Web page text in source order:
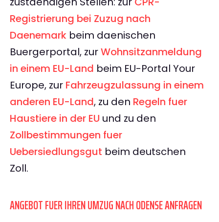
Registrierung bei Zuzug nach
Daenemark beim daenischen
Buergerportal, zurWohnsitzanmeldung
in einem EU-Land beim EU-Portal Your
Europe, zur Fahrzeugzulassung in einem
anderen EU-Land, zu den Regeln fuer
Haustiere in der EU und zu den
Zollbestimmungen fuer
Uebersiedlungsgut beim deutschen
Zoll.
ANGEBOT FUER IHREN UMZUG NACH ODENSE ANFRAGEN